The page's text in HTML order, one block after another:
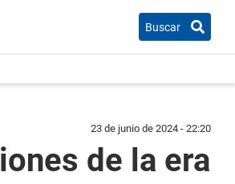
Buscar
23 de junio de 2024 - 22:20
de la era